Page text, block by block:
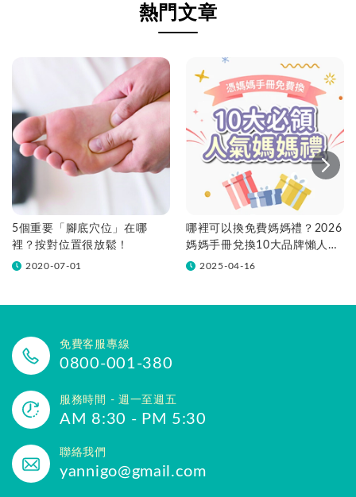
熱門文章
5個重要「腳底穴位」在哪
裡？按對位置很放鬆！
2020-07-01
哪裡可以換免費媽媽禮？2026
媽媽手冊兌換10大品牌懶人包
一次看！
2025-04-16
免費客服專線
0800-001-380
服務時間 - 週一至週五
AM 8:30 - PM 5:30
聯絡我們
yannigo@gmail.com